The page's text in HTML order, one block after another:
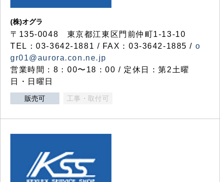
(株)オグラ
〒135-0048 東京都江東区門前仲町1-13-10
TEL：03-3642-1881 / FAX：03-3642-1885 / o
gr01@aurora.con.ne.jp
営業時間：8：00〜18：00 / 定休日：第2土曜
日・日曜日
販売可 工事・取付可